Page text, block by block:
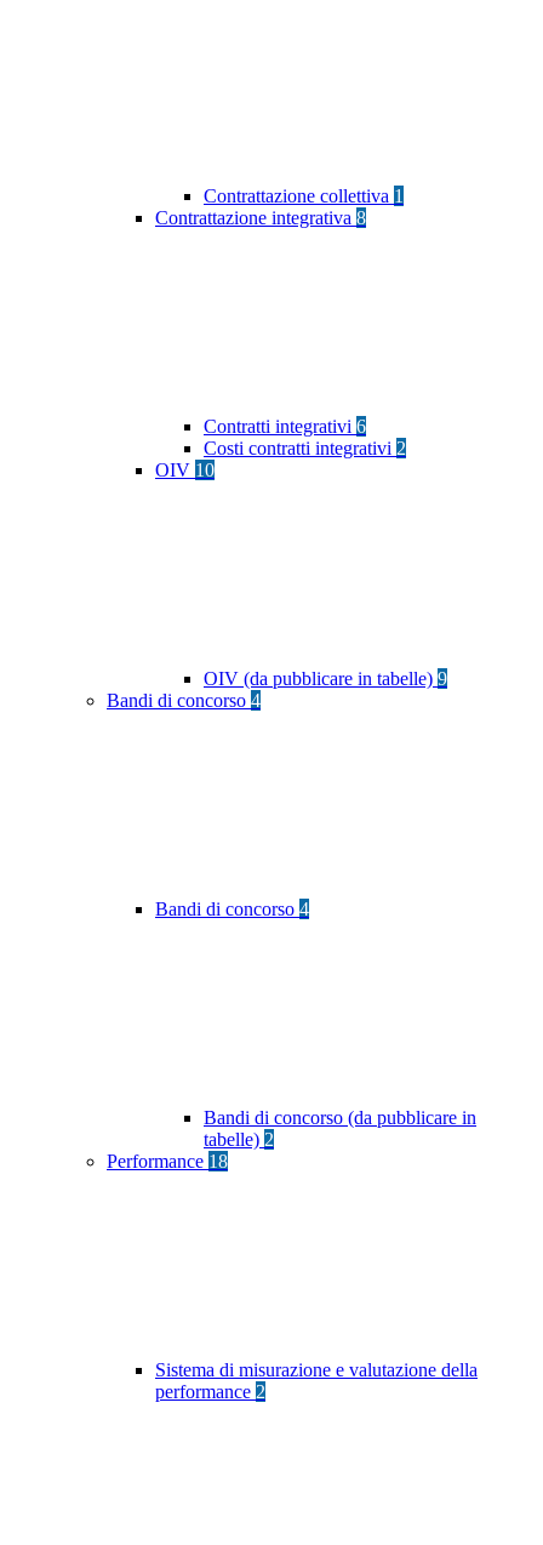
Contrattazione collettiva 1
Contrattazione integrativa 8
Contratti integrativi 6
Costi contratti integrativi 2
OIV 10
OIV (da pubblicare in tabelle) 9
Bandi di concorso 4
Bandi di concorso 4
Bandi di concorso (da pubblicare in
tabelle) 2
Performance 18
Sistema di misurazione e valutazione della
performance 2